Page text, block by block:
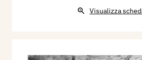
Visualizza